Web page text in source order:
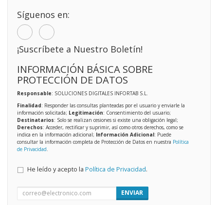
Síguenos en:
¡Suscríbete a Nuestro Boletín!
INFORMACIÓN BÁSICA SOBRE
PROTECCIÓN DE DATOS
Responsable: SOLUCIONES DIGITALES INFORTAB S.L.
Finalidad: Responder las consultas planteadas por el usuario y enviarle la
información solicitada; Legitimación: Consentimiento del usuario;
Destinatarios: Solo se realizan cesiones si existe una obligación legal;
Derechos: Acceder, rectificar y suprimir, así como otros derechos, como se
indica en la información adicional; Información Adicional: Puede
consultar la información completa de Protección de Datos en nuestra Política
de Privacidad
He leído y acepto la Política de Privacidad.
ENVIAR